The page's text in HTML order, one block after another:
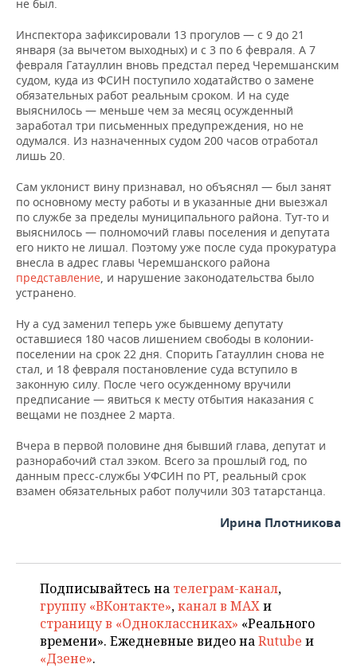
не был.
Инспектора зафиксировали 13 прогулов — с 9 до 21
января (за вычетом выходных) и с 3 по 6 февраля. А 7
февраля Гатауллин вновь предстал перед Черемшанским
судом, куда из ФСИН поступило ходатайство о замене
обязательных работ реальным сроком. И на суде
выяснилось — меньше чем за месяц осужденный
заработал три письменных предупреждения, но не
одумался. Из назначенных судом 200 часов отработал
лишь 20.
Сам уклонист вину признавал, но объяснял — был занят
по основному месту работы и в указанные дни выезжал
по службе за пределы муниципального района. Тут-то и
выяснилось — полномочий главы поселения и депутата
его никто не лишал. Поэтому уже после суда прокуратура
внесла в адрес главы Черемшанского района
представление, и нарушение законодательства было
устранено.
Ну а суд заменил теперь уже бывшему депутату
оставшиеся 180 часов лишением свободы в колонии-
поселении на срок 22 дня. Спорить Гатауллин снова не
стал, и 18 февраля постановление суда вступило в
законную силу. После чего осужденному вручили
предписание — явиться к месту отбытия наказания с
вещами не позднее 2 марта.
Вчера в первой половине дня бывший глава, депутат и
разнорабочий стал зэком. Всего за прошлый год, по
данным пресс-службы УФСИН по РТ, реальный срок
взамен обязательных работ получили 303 татарстанца.
Ирина Плотникова
Подписывайтесь на телеграм-канал,
группу «ВКонтакте»,канал в MAXи
страницу в «Одноклассниках» «Реального
времени». Ежедневные видео наRutube и
«Дзене».